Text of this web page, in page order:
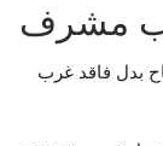
مشرف
بدل فاقد غرب